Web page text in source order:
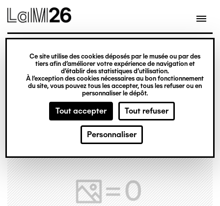
Gestion des cookies
Ce site utilise des cookies déposés par le musée ou par des
tiers afin d’améliorer votre expérience de navigation et
d’établir des statistiques d’utilisation.
À l’exception des cookies nécessaires au bon fonctionnement
du site, vous pouvez tous les accepter, tous les refuser ou en
personnaliser le dépôt.
Tout accepter Tout refuser
Personnaliser
contenu